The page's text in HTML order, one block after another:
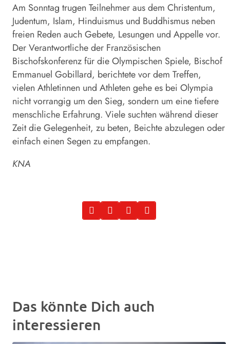
Am Sonntag trugen Teilnehmer aus dem Christentum,
Judentum, Islam, Hinduismus und Buddhismus neben
freien Reden auch Gebete, Lesungen und Appelle vor.
Der Verantwortliche der Französischen
Bischofskonferenz für die Olympischen Spiele, Bischof
Emmanuel Gobillard, berichtete vor dem Treffen,
vielen Athletinnen und Athleten gehe es bei Olympia
nicht vorrangig um den Sieg, sondern um eine tiefere
menschliche Erfahrung. Viele suchten während dieser
Zeit die Gelegenheit, zu beten, Beichte abzulegen oder
einfach einen Segen zu empfangen.
KNA
Das könnte Dich auch
interessieren